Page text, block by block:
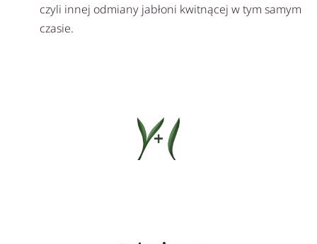
czyli innej odmiany jabłoni kwitnącej w tym samym
czasie.